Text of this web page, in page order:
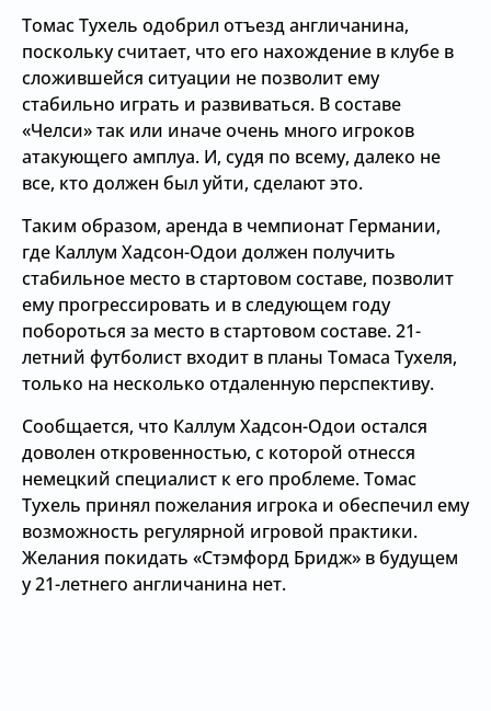
Томас Тухель одобрил отъезд англичанина,
поскольку считает, что его нахождение в клубе в
сложившейся ситуации не позволит ему
стабильно играть и развиваться. В составе
«Челси» так или иначе очень много игроков
атакующего амплуа. И, судя по всему, далеко не
все, кто должен был уйти, сделают это.
Таким образом, аренда в чемпионат Германии,
где Каллум Хадсон-Одои должен получить
стабильное место в стартовом составе, позволит
ему прогрессировать и в следующем году
побороться за место в стартовом составе. 21-
летний футболист входит в планы Томаса Тухеля,
только на несколько отдаленную перспективу.
Сообщается, что Каллум Хадсон-Одои остался
доволен откровенностью, с которой отнесся
немецкий специалист к его проблеме. Томас
Тухель принял пожелания игрока и обеспечил ему
возможность регулярной игровой практики.
Желания покидать «Стэмфорд Бридж» в будущем
у 21-летнего англичанина нет.